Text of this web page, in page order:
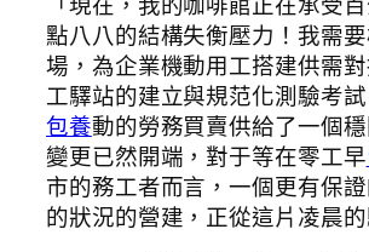
點八八的結構失衡壓力！我需要
場，為企業機動用工搭建供需
工驛站的建立與規范化測驗考
包養動的勞務買賣供給了一個穩
變更已然開端，對于等在零工早
市的務工者而言，一個更有保
的狀況的營建，正從這片凌晨的